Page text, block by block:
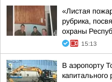
«Листая
рубрика,
охраны
15:13
В аэропорту
капитального